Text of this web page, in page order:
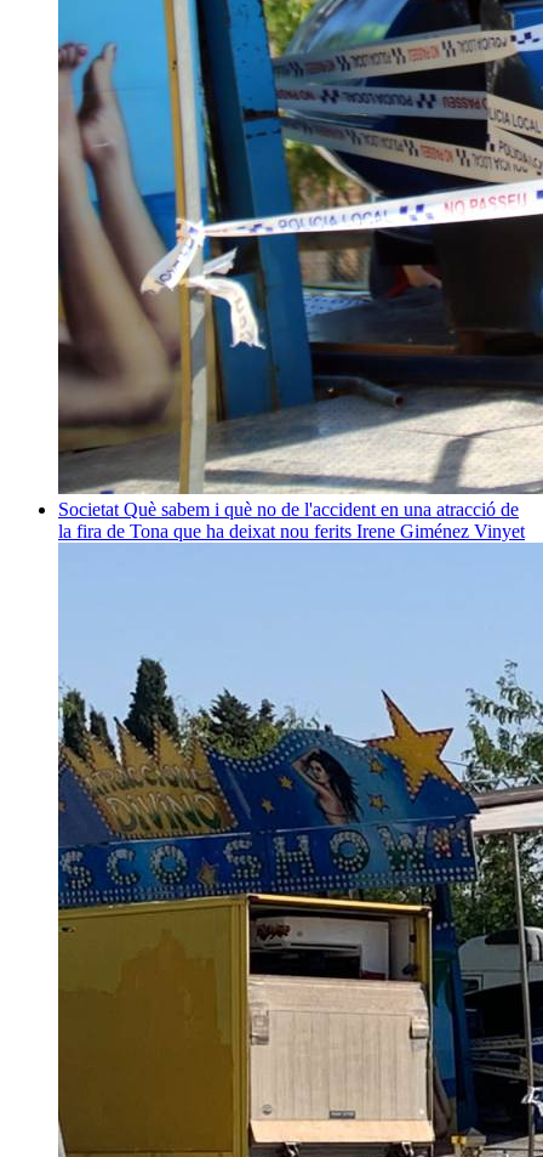
Societat Què sabem i què no de l'accident en una atracció de
la fira de Tona que ha deixat nou ferits Irene Giménez Vinyet